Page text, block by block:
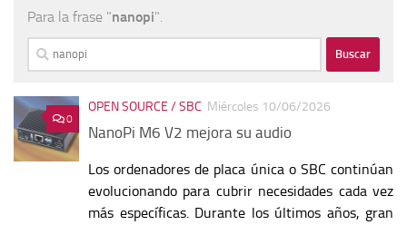
Para la frase "nanopi".
Buscar:
0
OPEN SOURCE / SBC Miércoles 10/06/2026
NanoPi M6 V2 mejora su audio
Los ordenadores de placa única o SBC continúan
evolucionando para cubrir necesidades cada vez
más específicas. Durante los últimos años, gran